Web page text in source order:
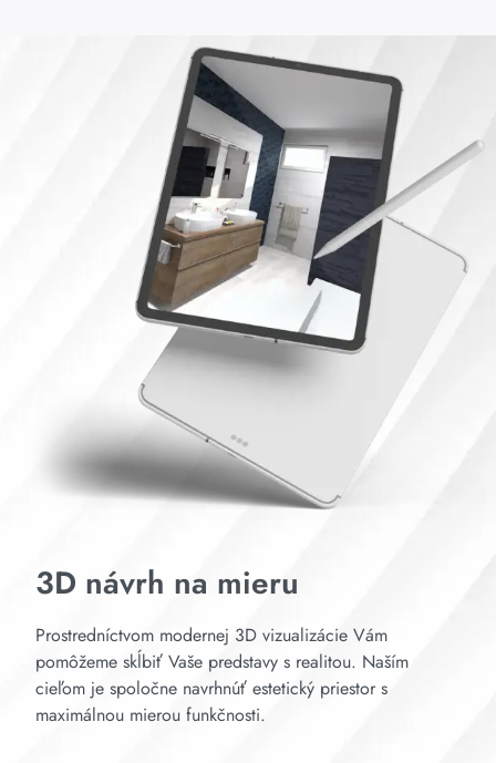
3D návrh na mieru
Prostredníctvom modernej 3D vizualizácie Vám
pomôžeme skĺbiť Vaše predstavy s realitou. Naším
cieľom je spoločne navrhnúť estetický priestor s
maximálnou mierou funkčnosti.